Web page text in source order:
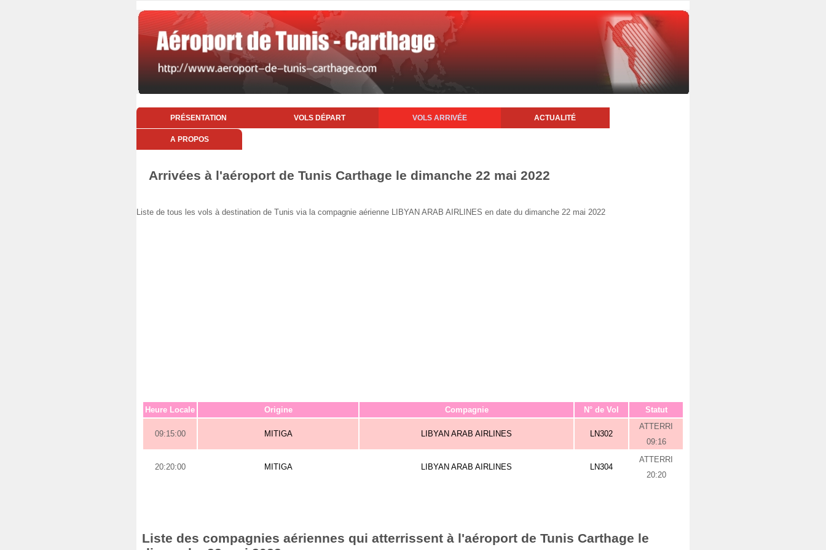
PRÉSENTATION VOLS DÉPART VOLS ARRIVÉE ACTUALITÉ
A PROPOS
Arrivées à l'aéroport de Tunis Carthage le dimanche 22 mai 2022
Liste de tous les vols à destination de Tunis via la compagnie aérienne LIBYAN ARAB AIRLINES en date du dimanche 22 mai 2022
Heure Locale Origine Compagnie N° de Vol Statut
09:15:00 MITIGA LIBYAN ARAB AIRLINES LN302
ATTERRI
09:16
20:20:00 MITIGA LIBYAN ARAB AIRLINES LN304
ATTERRI
20:20
Liste des compagnies aériennes qui atterrissent à l'aéroport de Tunis Carthage le